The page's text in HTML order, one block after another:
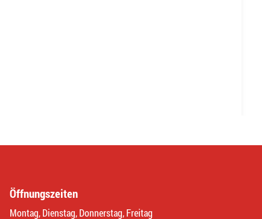
Öffnungszeiten
Montag, Dienstag, Donnerstag, Freitag